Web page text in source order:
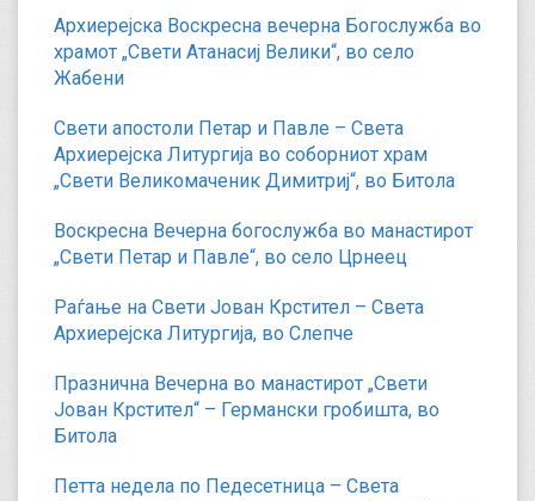
Архиерејска Воскресна вечерна Богослужба во
храмот „Свети Атанасиј Велики“, во село
Жабени
Свети апостоли Петар и Павле – Света
Архиерејска Литургија во соборниот храм
„Свети Великомаченик Димитриј“, во Битола
Воскресна Вечерна богослужба во манастирот
„Свети Петар и Павле“, во село Црнеец
Раѓање на Свети Јован Крстител – Света
Архиерејска Литургија, во Слепче
Празнична Вечерна во манастирот „Свети
Јован Крстител“ – Германски гробишта, во
Битола
Петта недела по Педесетница – Света